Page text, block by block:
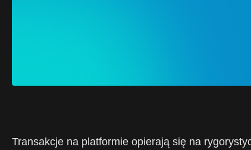
Transakcje na platformie opierają się na